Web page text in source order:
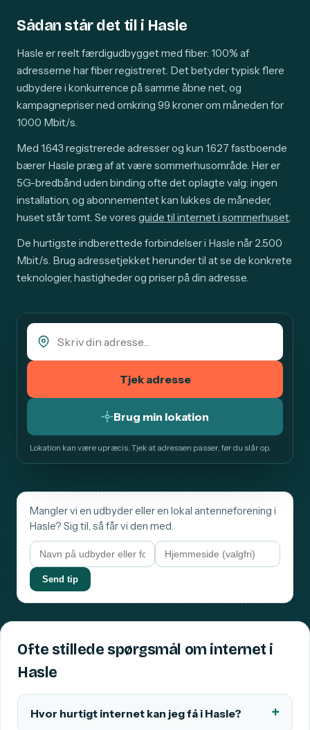
Sådan står det til i Hasle
Hasle er reelt færdigudbygget med fiber: 100% af
adresserne har fiber registreret. Det betyder typisk flere
udbydere i konkurrence på samme åbne net, og
kampagnepriser ned omkring 99 kroner om måneden for
1000 Mbit/s.
Med 1.643 registrerede adresser og kun 1.627 fastboende
bærer Hasle præg af at være sommerhusområde. Her er
5G-bredbånd uden binding ofte det oplagte valg: ingen
installation, og abonnementet kan lukkes de måneder,
huset står tomt. Se vores guide til internet i sommerhuset.
De hurtigste indberettede forbindelser i Hasle når 2.500
Mbit/s. Brug adressetjekket herunder til at se de konkrete
teknologier, hastigheder og priser på din adresse.
Tjek adresse
Brug min lokation
Lokation kan være upræcis. Tjek at adressen passer, før du slår op.
Mangler vi en udbyder eller en lokal antenneforening i
Hasle? Sig til, så får vi den med.
Send tip
Ofte stillede spørgsmål om internet i
Hasle
Hvor hurtigt internet kan jeg få i Hasle?